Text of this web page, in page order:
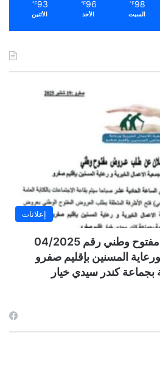
98
℉
السبت
96
℉
الأحد
93
℉
الأثنين
إعلانات
إعلان عن طلب عروض مفتوح وطني رقم 04/2025
المسنين بإقليم صفرو
بجماعة كندر سيدي خيار